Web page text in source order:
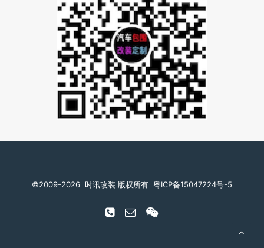
©️2009-2026 时讯改装 版权所有 粤ICP备15047224号-5